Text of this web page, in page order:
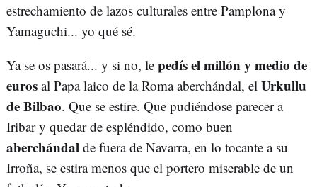
estrechamiento de lazos culturales entre Pamplona y
Yamaguchi... yo qué sé.
Ya se os pasará... y si no, le pedís el millón y medio de
euros al Papa laico de la Roma aberchándal, el Urkullu
de Bilbao. Que se estire. Que pudiéndose parecer a
Iribar y quedar de espléndido, como buen
aberchándal de fuera de Navarra, en lo tocante a su
Irroña, se estira menos que el portero miserable de un